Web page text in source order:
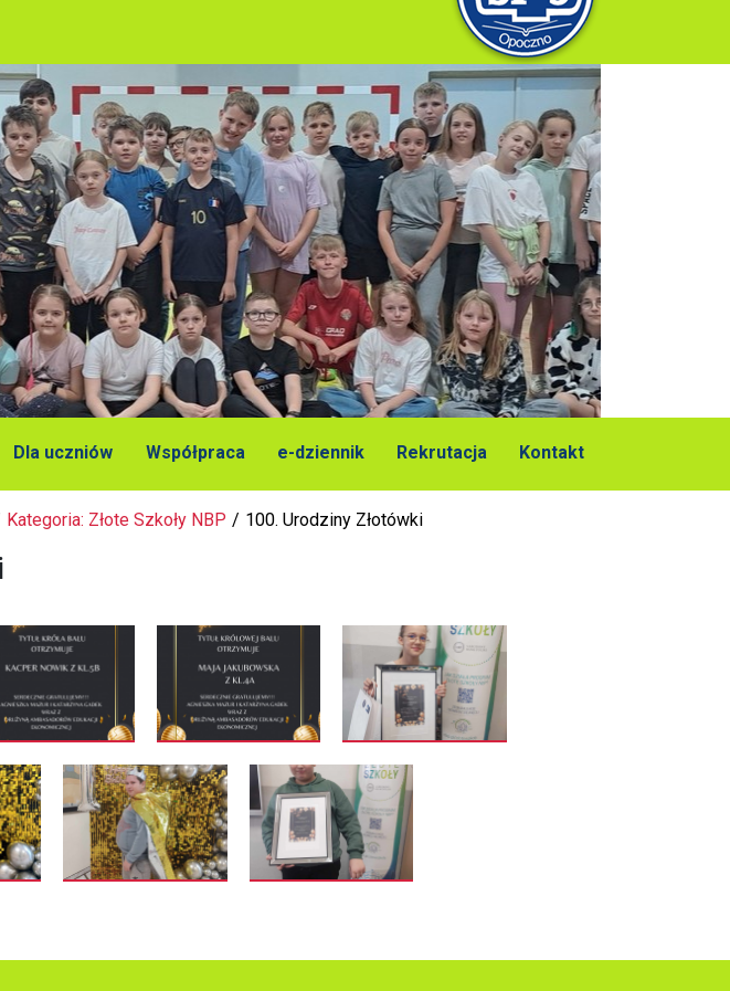
Dla uczniów Współpraca e-dziennik Rekrutacja Kontakt
Kategoria: Złote Szkoły NBP 100. Urodziny Złotówki